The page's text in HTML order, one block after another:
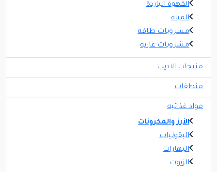
القهوة الباردة
المياه
مشروبات طاقه
مشروبات غازيه
منتجات الاديب
منظفات
مواد غذائيه
الأرز والمكرونات
البقوليات
البهارات
الزيوت